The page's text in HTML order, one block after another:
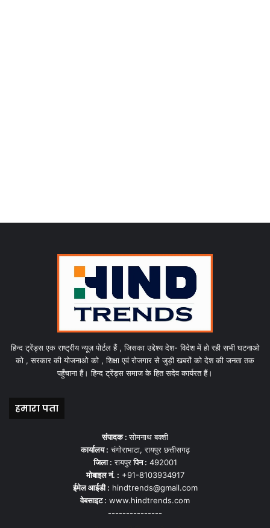
हिन्द ट्रेंड्स एक राष्ट्रीय न्यूज़ पोर्टल हैं , जिसका उद्देश्य देश- विदेश में हो रही सभी घटनाओ
को , सरकार की योजनाओ को , शिक्षा एवं रोजगार से जुड़ी खबरों को देश की जनता तक
पहुँचाना हैं। हिन्द ट्रेंड्स समाज के हित सदेव कार्यरत हैं।
हमारा पता
संपादक :सोमनाथ बक्शी
कार्यालय : चंगोराभाटा, रायपुर छत्तीसगढ़
जिला : रायपुरपिन : 492001
मोबाइल नं. : +91-8103934917
ईमेल आईडी : hindtrends@gmail.com
वेबसाइट : www.hindtrends.com
---------------